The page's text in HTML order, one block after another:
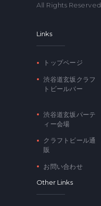
All Rights Reserved
Links
トップページ
渋谷道玄坂クラフ
トビールバー
渋谷道玄坂パーテ
ィー会場
クラフトビール通
販
お問い合わせ
Other Links